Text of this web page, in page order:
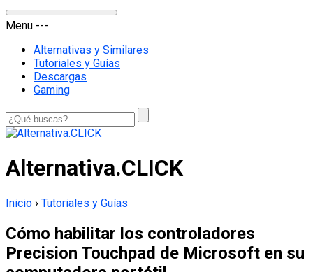
Menu ---
Alternativas y Similares
Tutoriales y Guías
Descargas
Gaming
Alternativa.CLICK
Inicio › Tutoriales y Guías
Cómo habilitar los controladores
Precision Touchpad de Microsoft en su